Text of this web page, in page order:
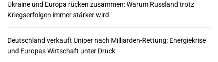
d
e
r
Ukraine und Europa rücken zusammen: Warum Russland trotz
Kriegserfolgen immer stärker wird
Deutschland verkauft Uniper nach Milliarden-Rettung: Energiekrise
und Europas Wirtschaft unter Druck